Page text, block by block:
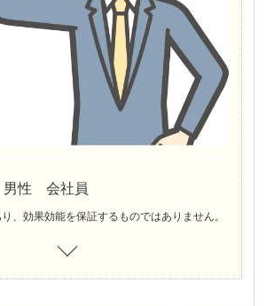
性 会社員
、効果効能を保証するものではありません。